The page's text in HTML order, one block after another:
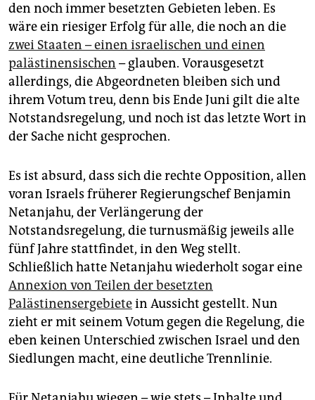
den noch immer besetzten Gebieten leben. Es
wäre ein riesiger Erfolg für alle, die noch an die
zwei Staaten – einen israelischen und einen
palästinensischen – glauben. Vorausgesetzt
allerdings, die Abgeordneten bleiben sich und
ihrem Votum treu, denn bis Ende Juni gilt die alte
Notstandsregelung, und noch ist das letzte Wort in
der Sache nicht gesprochen.
Es ist absurd, dass sich die rechte Opposition, allen
voran Israels früherer Regierungschef Benjamin
Netanjahu, der Verlängerung der
Notstandsregelung, die turnusmäßig jeweils alle
fünf Jahre stattfindet, in den Weg stellt.
Schließlich hatte Netanjahu wiederholt sogar eine
Annexion von Teilen der besetzten
Palästinensergebietein Aussicht gestellt. Nun
zieht er mit seinem Votum gegen die Regelung, die
eben keinen Unterschied zwischen Israel und den
Siedlungen macht, eine deutliche Trennlinie.